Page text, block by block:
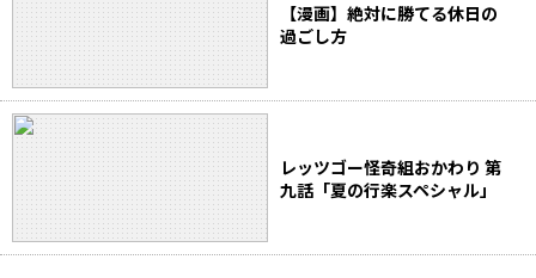
【漫画】絶対に勝てる休日の
過ごし方
レッツゴー怪奇組おかわり 第
九話「夏の行楽スペシャル」